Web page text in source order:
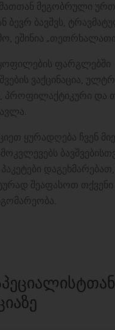
მათთან მეგობრული
ბევრ ბავშვს,
ეშინია
ფარგლებში
ვაქცინაცია,
პროფილაქტიკური და
ყურადღება ჩვენ
დაგეხმარებათ,
შეაფასოთ თქვენი